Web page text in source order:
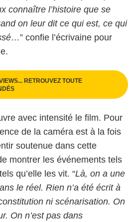
connaître l’histoire que se
on leur dit ce qui est, ce qui
” confie l’écrivaine pour
RETROUVEZ TOUTE
avec intensité le film. Pour
de la caméra est à la fois
soutenue dans cette
montrer les événements tels
qu’elle les vit. “Là, on a une
le réel. Rien n’a été écrit à
ni scénarisation. On
On n’est pas dans